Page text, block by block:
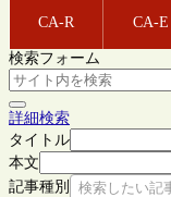
CA-R CA-E
検索フォーム
詳細検索
タイトル
本文
記事種別
検索したい記